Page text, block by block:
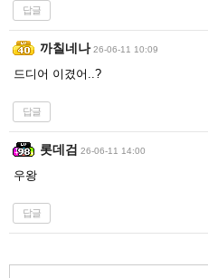
답글
까칠네나 26-06-11 10:09
드디어 이겼어..?
답글
롯데검 26-06-11 14:00
우왕
답글